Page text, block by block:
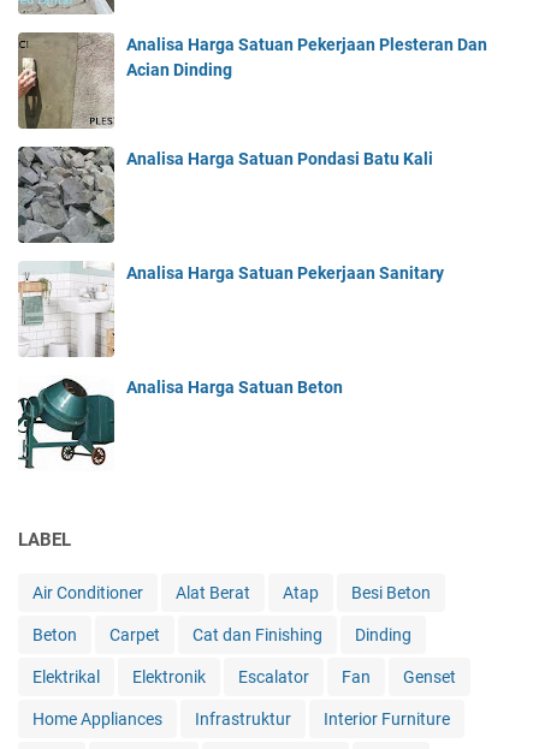
Analisa Harga Satuan Pekerjaan Plesteran Dan
Acian Dinding
Analisa Harga Satuan Pondasi Batu Kali
Analisa Harga Satuan Pekerjaan Sanitary
Analisa Harga Satuan Beton
LABEL
Air Conditioner Alat Berat Atap Besi Beton
Beton Carpet Cat dan Finishing Dinding
Elektrikal Elektronik Escalator Fan Genset
Home Appliances Infrastruktur Interior Furniture